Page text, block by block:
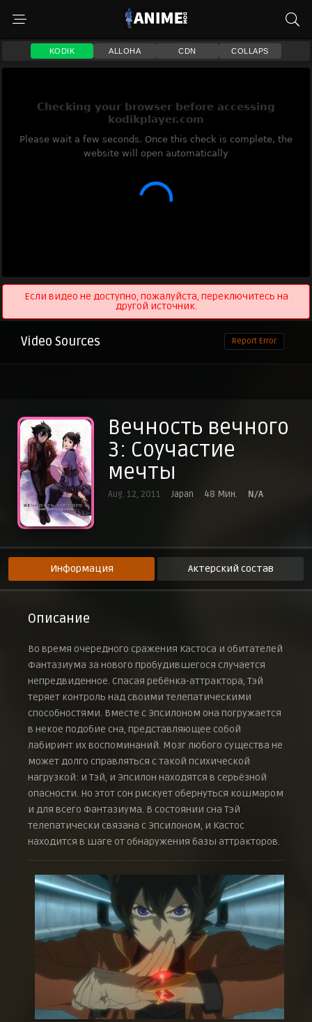
KODIK ALLOHA CDN COLLAPS
Если видео не доступно, пожалуйста, переключитесь на
другой источник.
Video Sources Report Error
Вечность вечного
3: Соучастие
мечты
Aug. 12, 2011 Japan 48 Мин. N/A
Информация Актерский состав
Описание
Во время очередного сражения Кастоса и обитателей
Фантазиума за нового пробудившегося случается
непредвиденное. Спасая ребёнка-аттрактора, Тэй
теряет контроль над своими телепатическими
способностями. Вместе с Эпсилоном она погружается
в некое подобие сна, представляющее собой
лабиринт их воспоминаний. Мозг любого существа не
может долго справляться с такой психической
нагрузкой: и Тэй, и Эпсилон находятся в серьёзной
опасности. Но этот сон рискует обернуться кошмаром
и для всего Фантазиума. В состоянии сна Тэй
телепатически связана с Эпсилоном, и Кастос
находится в шаге от обнаружения базы аттракторов.